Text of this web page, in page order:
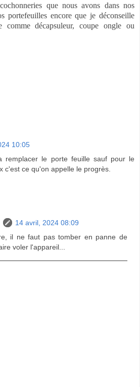
que nous avons dans nos
portefeuilles encore que je déconseille
comme décapsuleur, coupe ongle ou
10:05
remplacer le porte feuille sauf pour le
c'est ce qu'on appelle le progrès.
14 avril, 2024 08:09
il ne faut pas tomber en panne de
voler l'appareil...